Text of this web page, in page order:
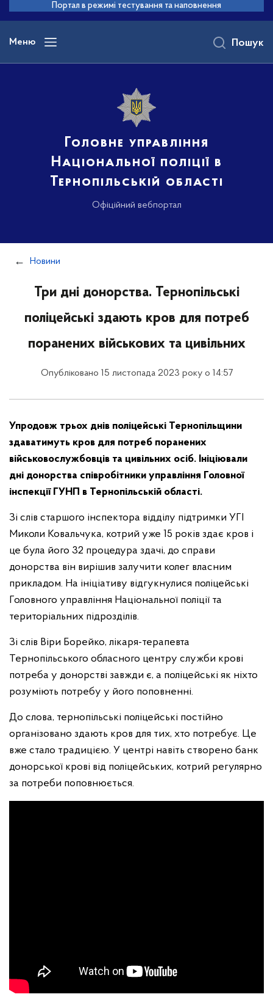
основного
вмісту
Портал в режимі тестування та наповнення
Меню
Головне управління
Національної поліції в
Тернопільській області
Офіційний вебпортал
Пошук
Новини
Три дні донорства. Тернопільські
поліцейські здають кров для потреб
поранених військових та цивільних
Опубліковано 15 листопада 2023 року о 14:57
Упродовж трьох днів поліцейські Тернопільщини
здаватимуть кров для потреб поранених
військовослужбовців та цивільних осіб. Ініціювали
дні донорства співробітники управління Головної
інспекції ГУНП в Тернопільській області.
Зі слів старшого інспектора відділу підтримки УГІ
Миколи Ковальчука, котрий уже 15 років здає кров і
це була його 32 процедура здачі, до справи
донорства він вирішив залучити колег власним
прикладом. На ініціативу відгукнулися поліцейські
Головного управління Національної поліції та
територіальних підрозділів.
Зі слів Віри Борейко, лікаря-терапевта
Тернопільського обласного центру служби крові
потреба у донорстві завжди є, а поліцейські як ніхто
розуміють потребу у його поповненні.
До слова, тернопільські поліцейські постійно
організовано здають кров для тих, хто потребує. Це
вже стало традицією. У центрі навіть створено банк
донорської крові від поліцейських, котрий регулярно
за потреби поповнюється.